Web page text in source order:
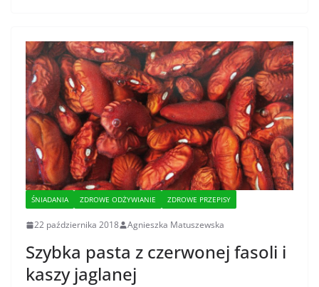
ŚNIADANIA ZDROWE ODŻYWIANIE ZDROWE PRZEPISY
22 października 2018 Agnieszka Matuszewska
Szybka pasta z czerwonej fasoli i
kaszy jaglanej